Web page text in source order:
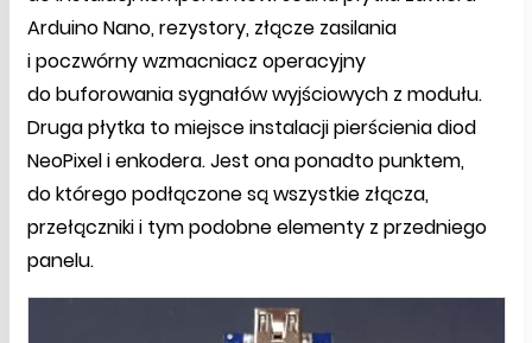
Arduino Nano, rezystory, złącze zasilania
i poczwórny wzmacniacz operacyjny
do buforowania sygnałów wyjściowych z modułu.
Druga płytka to miejsce instalacji pierścienia diod
NeoPixel i enkodera. Jest ona ponadto punktem,
do którego podłączone są wszystkie złącza,
przełączniki i tym podobne elementy z przedniego
panelu.